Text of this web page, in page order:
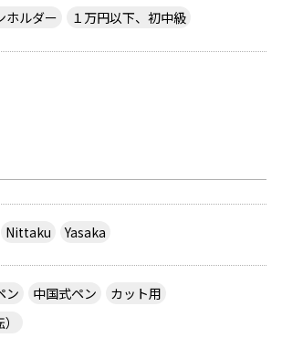
ホルダー
１万円以下、初中級
Nittaku
Yasaka
ン 中国式ペン
カット用